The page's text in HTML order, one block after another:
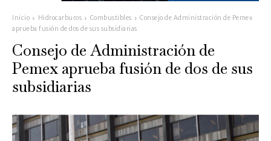
Inicio Hidrocarburos Combustibles
Consejo de Administración de Pemex
aprueba fusión de dos de sus subsidiarias
Consejo de Administración de
Pemex aprueba fusión de dos de sus
subsidiarias